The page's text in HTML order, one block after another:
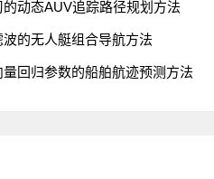
动态AUV追踪路径规划方法
的无人艇组合导航方法
回归参数的船舶航迹预测方法